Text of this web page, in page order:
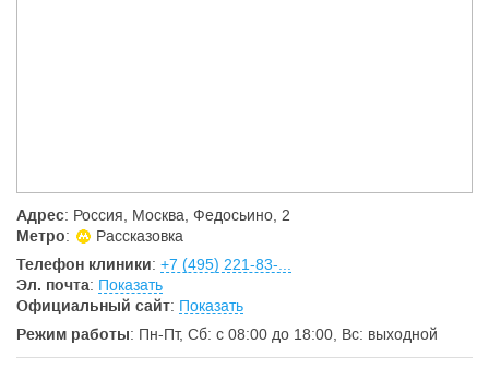
Комплексная диагностика. В клинике МЕДСИ
выполняются лабораторные исследования
и функциональные обследования
Мы делаем достижения высокотехнологичной медицины
доступными:
У нас работают компетентные и опытные врачи. Все
специалисты общего и узкого профиля проходят
Адрес: Россия, Москва, Федосьино, 2
Метро:
Рассказовка
Телефон клиники: +7 (495) 221-83-...
Эл. почта: Показать
Официальный сайт: Показать
Режим работы: Пн-Пт, Сб: c 08:00 до 18:00, Вс: выходной